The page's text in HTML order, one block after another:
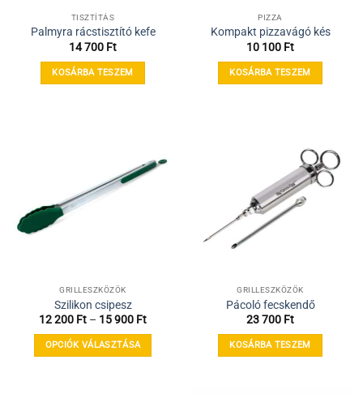
TISZTÍTÁS
Palmyra rácstisztító kefe
14 700 Ft
KOSÁRBA TESZEM
PIZZA
Kompakt pizzavágó kés
10 100 Ft
KOSÁRBA TESZEM
GRILLESZKÖZÖK
Szilikon csipesz
12 200 Ft – 15 900 FtÁrtartomány:
15
OPCIÓK VÁLASZTÁSA
GRILLESZKÖZÖK
Pácoló fecskendő
23 700 Ft
KOSÁRBA TESZEM